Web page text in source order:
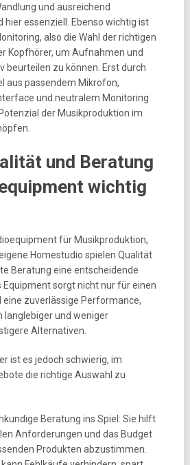
und ausreichend
hier essenziell. Ebenso wichtig ist
also die Wahl der richtigen
Kopfhörer, um Aufnahmen und
beurteilen zu können. Erst durch
aus passendem Mikrofon,
und neutralem Monitoring
der Musikproduktion im
und Beratung
wichtig
für Musikproduktion,
Homestudio spielen Qualität
Beratung eine entscheidende
Equipment sorgt nicht nur für einen
eine zuverlässige Performance,
langlebiger und weniger
Alternativen.
ist es jedoch schwierig, im
die richtige Auswahl zu
Beratung ins Spiel: Sie hilft
Anforderungen und das Budget
Produkten abzustimmen.